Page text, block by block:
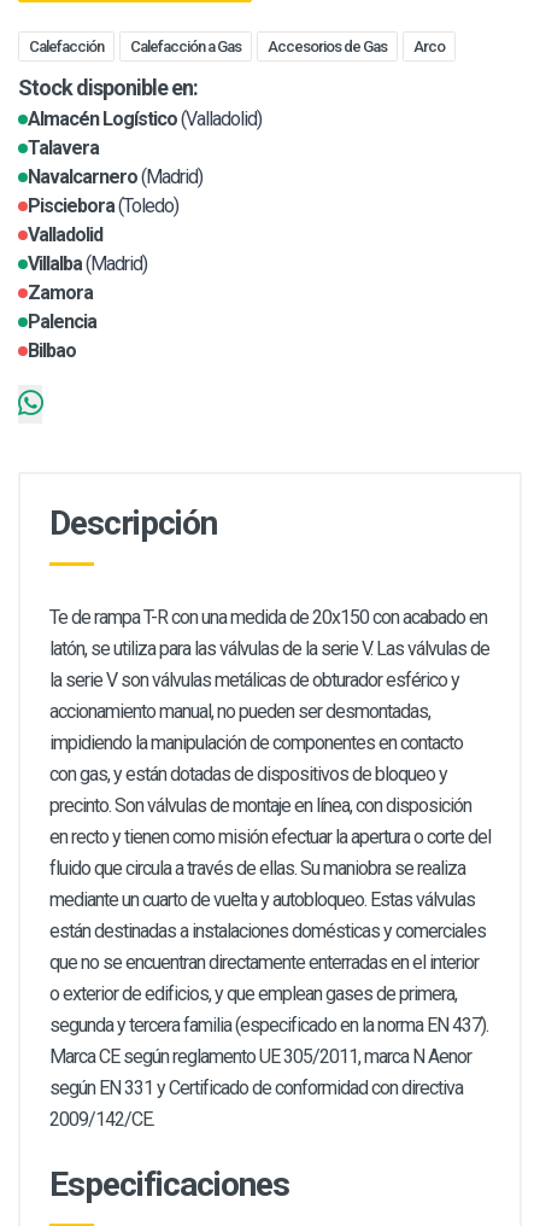
Calefacción Calefacción a Gas Accesorios de Gas Arco
Stock disponible en:
Almacén Logístico(Valladolid)
Talavera
Navalcarnero(Madrid)
Pisciebora(Toledo)
Valladolid
Villalba(Madrid)
Zamora
Palencia
Bilbao
Descripción
Te de rampa T-R con una medida de 20x150 con acabado en
latón, se utiliza para las válvulas de la serie V. Las válvulas de
la serie V son válvulas metálicas de obturador esférico y
accionamiento manual, no pueden ser desmontadas,
impidiendo la manipulación de componentes en contacto
con gas, y están dotadas de dispositivos de bloqueo y
precinto. Son válvulas de montaje en línea, con disposición
en recto y tienen como misión efectuar la apertura o corte del
fluido que circula a través de ellas. Su maniobra se realiza
mediante un cuarto de vuelta y autobloqueo. Estas válvulas
están destinadas a instalaciones domésticas y comerciales
que no se encuentran directamente enterradas en el interior
o exterior de edificios, y que emplean gases de primera,
segunda y tercera familia (especificado en la norma EN 437).
Marca CE según reglamento UE 305/2011, marca N Aenor
según EN 331 y Certificado de conformidad con directiva
2009/142/CE.
Especificaciones